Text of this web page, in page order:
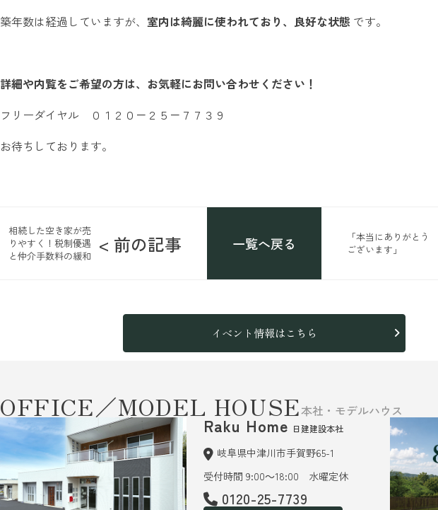
築年数は経過していますが、 室内は綺麗に使われており、良好な状態 です。
詳細や内覧をご希望の方は、お気軽にお問い合わせください！
フリーダイヤル ０１２０－２５－７７３９
お待ちしております。
< 前の記事
相続した空き家が売
りやすく！税制優遇
と仲介手数料の緩和
一覧へ戻る
「本当にありがとう
ございます」
イベント情報はこちら
OFFICE／MODEL HOUSE本社・モデルハウス
Raku Home 日建建設本社
岐阜県中津川市手賀野65-1
受付時間 9:00～18:00 水曜定休
0120-25-7739